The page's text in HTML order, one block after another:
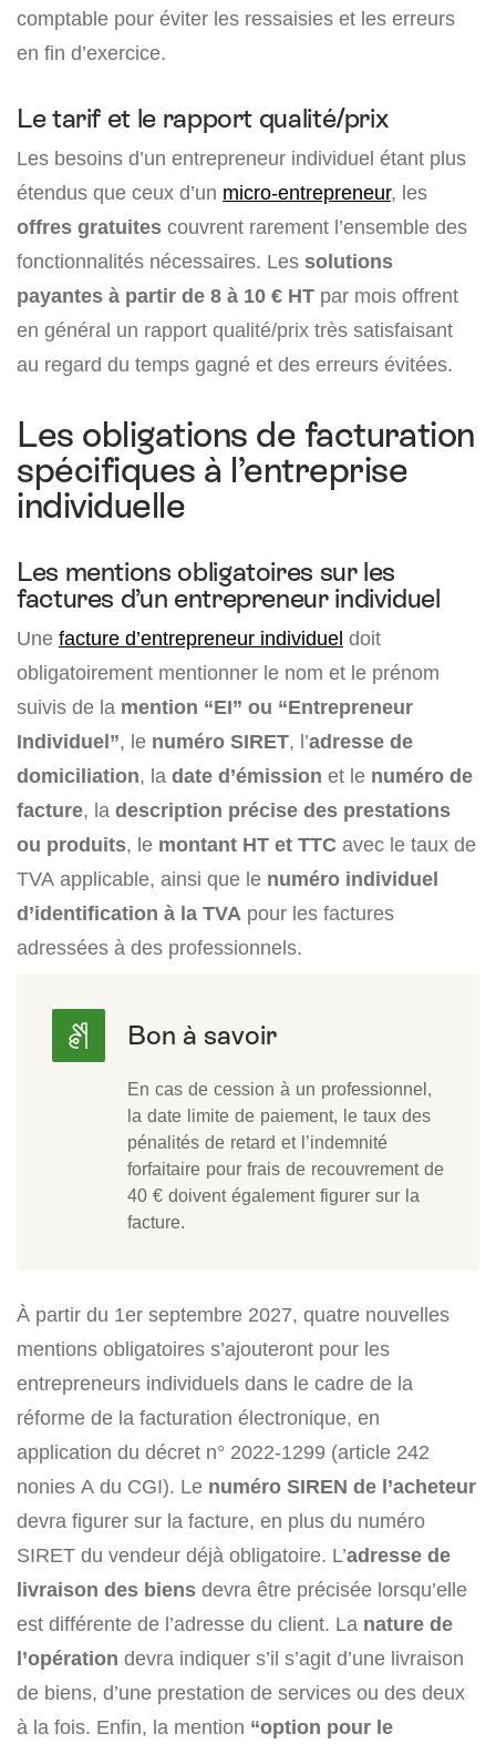
comptable pour éviter les ressaisies et les erreurs
en fin d’exercice.
Le tarif et le rapport qualité/prix
Les besoins d’un entrepreneur individuel étant plus
étendus que ceux d’un micro-entrepreneur, les
offres gratuites couvrent rarement l’ensemble des
fonctionnalités nécessaires. Les solutions
payantes à partir de 8 à 10 € HT par mois offrent
en général un rapport qualité/prix très satisfaisant
au regard du temps gagné et des erreurs évitées.
Les obligations de facturation
spécifiques à l’entreprise
individuelle
Les mentions obligatoires sur les
factures d’un entrepreneur individuel
Une facture d’entrepreneur individuel doit
obligatoirement mentionner le nom et le prénom
suivis de la mention “EI” ou “Entrepreneur
Individuel”, le numéro SIRET, l’adresse de
domiciliation, la date d’émission et le numéro de
facture, la description précise des prestations
ou produits, le montant HT et TTC avec le taux de
TVA applicable, ainsi que le numéro individuel
d’identification à la TVA pour les factures
adressées à des professionnels.
En cas de cession à un professionnel,
la date limite de paiement, le taux des
pénalités de retard et l’indemnité
forfaitaire pour frais de recouvrement de
40 € doivent également figurer sur la
facture.
À partir du 1er septembre 2027, quatre nouvelles
mentions obligatoires s’ajouteront pour les
entrepreneurs individuels dans le cadre de la
réforme de la facturation électronique, en
application du décret n° 2022-1299 (article 242
nonies A du CGI). Le numéro SIREN de l’acheteur
devra figurer sur la facture, en plus du numéro
SIRET du vendeur déjà obligatoire. L’adresse de
livraison des biens devra être précisée lorsqu’elle
est différente de l’adresse du client. La nature de
l’opération devra indiquer s’il s’agit d’une livraison
de biens, d’une prestation de services ou des deux
à la fois. Enfin, la mention “option pour le